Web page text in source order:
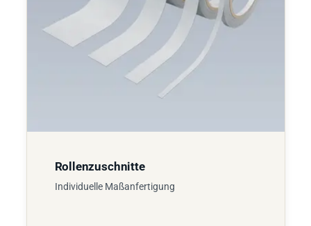
Rollenzuschnitte
Individuelle Maßanfertigung